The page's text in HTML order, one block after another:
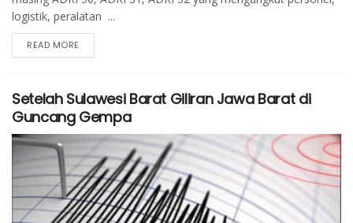
logistik, peralatan ...
READ MORE
Setelah Sulawesi Barat Giliran Jawa Barat di
Guncang Gempa